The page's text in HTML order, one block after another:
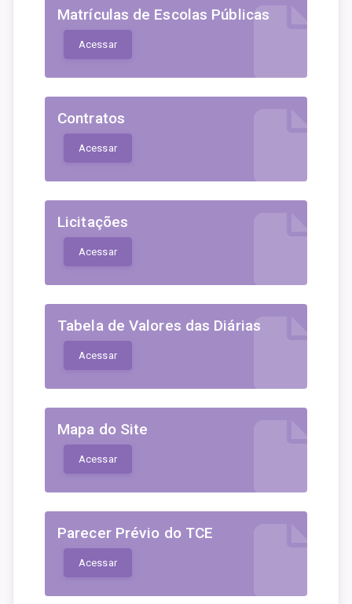
Matrículas de Escolas Públicas
Acessar
Contratos
Acessar
Licitações
Acessar
Tabela de Valores das Diárias
Acessar
Mapa do Site
Acessar
Parecer Prévio do TCE
Acessar